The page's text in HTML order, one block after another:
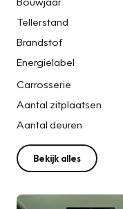
Tellerstand
Brandstof
Energielabel
Carrosserie
Aantal zitplaatsen
Aantal deuren
Bekijk alles